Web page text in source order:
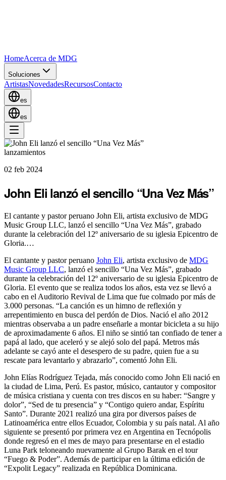
HomeAcerca de MDG
Soluciones
ArtistasNovedadesRecursosContacto
es
es
lanzamientos
02 feb 2024
John Eli lanzó el sencillo “Una Vez Más”
El cantante y pastor peruano John Eli, artista exclusivo de MDG
Music Group LLC, lanzó el sencillo “Una Vez Más”, grabado
durante la celebración del 12º aniversario de su iglesia Epicentro de
Gloria.…
El cantante y pastor peruano John Eli, artista exclusivo de MDG
Music Group LLC, lanzó el sencillo “Una Vez Más”, grabado
durante la celebración del 12º aniversario de su iglesia Epicentro de
Gloria. El evento que se realiza todos los años, esta vez se llevó a
cabo en el Auditorio Revival de Lima que fue colmado por más de
3.000 personas. “La canción es un himno de reflexión y
arrepentimiento en busca del perdón de Dios. Nació el año 2012
mientras observaba a un padre enseñarle a montar bicicleta a su hijo
de aproximadamente 6 años. El niño se sintió tan confiado de tener a
papá al lado, que aceleró y se alejó solo del papá. Metros más
adelante se cayó ante el desespero de su padre, quien fue a su
rescate para levantarlo y abrazarlo”, comentó John Eli.
John Elías Rodríguez Tejada, más conocido como John Eli nació en
la ciudad de Lima, Perú. Es pastor, músico, cantautor y compositor
de música cristiana y cuenta con tres discos en su haber: “Sangre y
dolor”, “Sed de tu presencia” y “Contigo quiero andar, Espíritu
Santo”. Durante 2021 realizó una gira por diversos países de
Latinoamérica entre ellos Ecuador, Colombia y su país natal. Al año
siguiente se presentó por primera vez en Argentina en Tecnópolis
donde regresó en el mes de mayo para presentarse en el estadio
Luna Park teloneando nuevamente al Grupo Barak en el tour
“Fuego & Poder”. Además de participar en la última edición de
“Expolit Legacy” realizada en República Dominicana.